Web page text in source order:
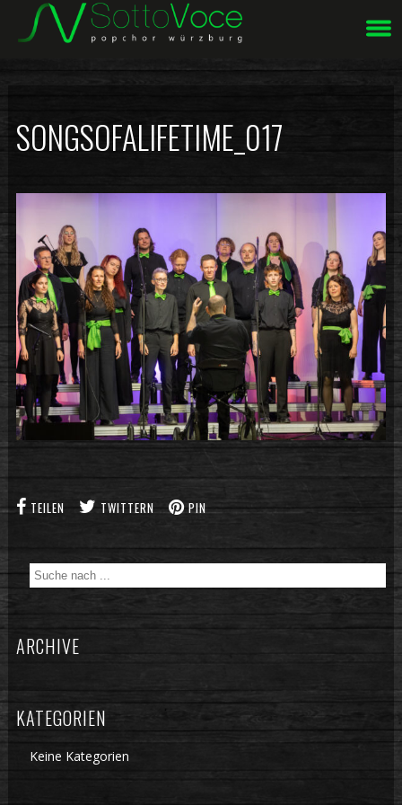
SONGSOFALIFETIME_017
TEILEN TWITTERN PIN
ARCHIVE
KATEGORIEN
Keine Kategorien
Unsere Webseite verwendet Cookies. Mehr Info ...